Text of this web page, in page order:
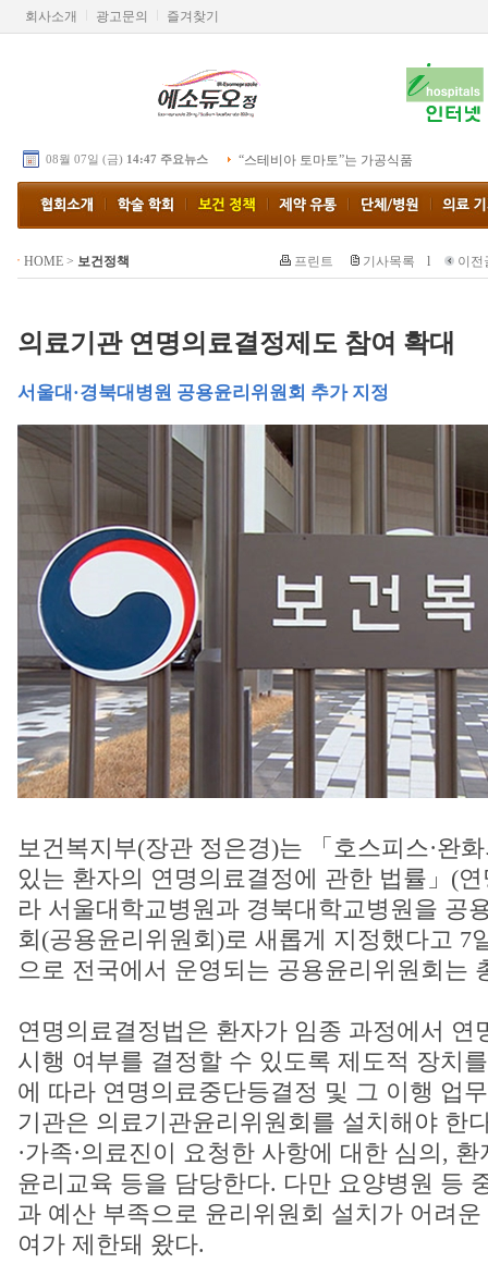
회사소개 광고문의 즐겨찾기
08월 07일 (금) 14:47 주요뉴스 “스테비아 토마토”는 가공식품
HOME> 보건정책 프린트 기사목록 l 이전
의료기관 연명의료결정제도 참여 확대
서울대·경북대병원 공용윤리위원회 추가 지정
보건복지부(장관 정은경)는 「호스피스·완
있는 환자의 연명의료결정에 관한 법률」(
라 서울대학교병원과 경북대학교병원을 공
회(공용윤리위원회)로 새롭게 지정했다고 7
으로 전국에서 운영되는 공용윤리위원회는
연명의료결정법은 환자가 임종 과정에서 연
시행 여부를 결정할 수 있도록 제도적 장치
에 따라 연명의료중단등결정 및 그 이행 업
기관은 의료기관윤리위원회를 설치해야 한
·가족·의료진이 요청한 사항에 대한 심의,
윤리교육 등을 담당한다. 다만 요양병원 등
과 예산 부족으로 윤리위원회 설치가 어려
여가 제한돼 왔다.